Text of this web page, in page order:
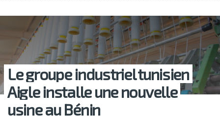
Le groupe industriel tunisien
Aigle installe une nouvelle
usine au Bénin